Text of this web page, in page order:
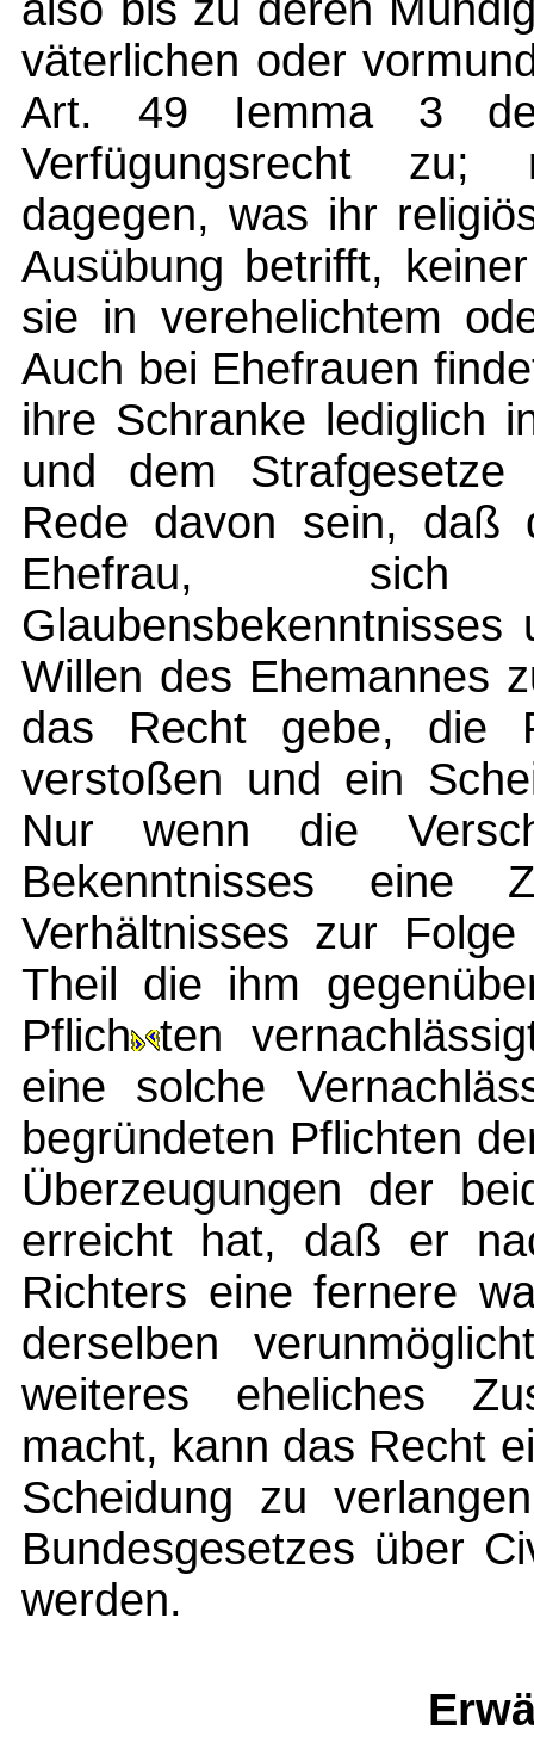
väterlichen oder
Art. 49 Iemma 3 der
Verfügungsrecht zu;
dagegen, was ihr
Ausübung betrifft,
sie in verehelichtem
Auch bei Ehefrauen
ihre Schranke lediglich
und dem
Rede davon sein, daß
Ehefrau, sich
Willen des Ehemannes
das Recht gebe, die
verstoßen und ein
Nur wenn die
Bekenntnisses eine
Verhältnisses zur
Theil die ihm
Pflich
ten
eine solche
begründeten Pflichten
Überzeugungen der
erreicht hat, daß er
Richters eine fernere
derselben
weiteres eheliches
macht, kann das Recht
Scheidung zu
Bundesgesetzes über
werden.